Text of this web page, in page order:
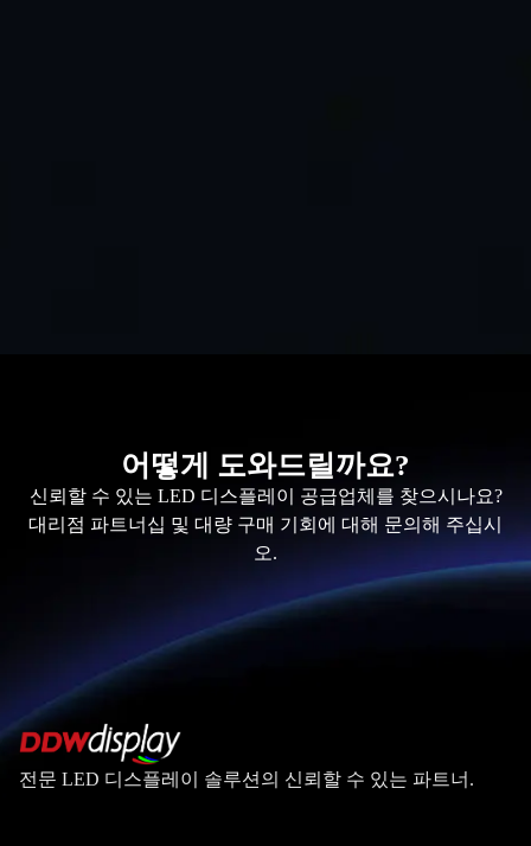
어떻게 도와드릴까요?
신뢰할 수 있는 LED 디스플레이 공급업체를 찾으시나요?
대리점 파트너십 및 대량 구매 기회에 대해 문의해 주십시
오.
전문 LED 디스플레이 솔루션의 신뢰할 수 있는 파트너.